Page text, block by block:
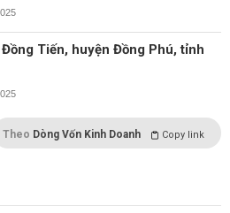
Tiến, huyện Đồng Phú, tỉnh
Theo Dòng Vốn Kinh Doanh Copy link